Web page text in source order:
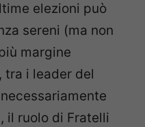
elezioni può
sereni (ma non
margine
tra i leader del
il ruolo di Fratelli